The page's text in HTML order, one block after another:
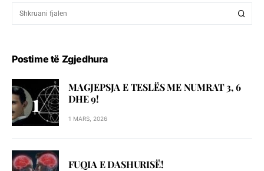
Postime të Zgjedhura
MAGJEPSJA E TESLËS ME NUMRAT 3, 6
DHE 9!
1 MARS, 2026
FUQIA E DASHURISË!